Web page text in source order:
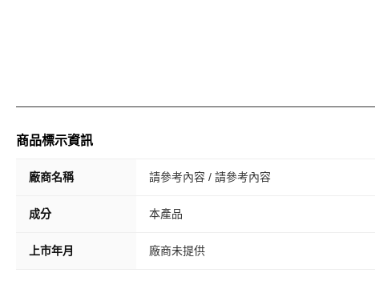
商品標示資訊
廠商名稱 請參考內容 / 請參考內容
成分 本產品
上市年月 廠商未提供